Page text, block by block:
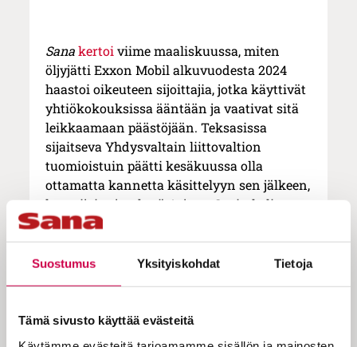
Suostumus Yksityiskohdat Tietoja
Tämä sivusto käyttää evästeitä
Sana kertoi viime maaliskuussa, miten
öljyjätti Exxon Mobil alkuvuodesta 2024
haastoi oikeuteen sijoittajia, jotka käyttivät
yhtiökokouksissa ääntään ja vaativat sitä
leikkaamaan päästöjään. Teksasissa
sijaitseva Yhdysvaltain liittovaltion
tuomioistuin päätti kesäkuussa olla
ottamatta kannetta käsittelyyn sen jälkeen,
kun sijoittajaryhmä Arjuna Capital oli
luvannut olla ajamatta ilmastotoimia
Exxonin yhtiökokouksissa.
Toukokuun 2024 yhtiökokouksessa eettiset
eivätkä enää tehneet aloitetta
voimakkaampien ilmastotoimien